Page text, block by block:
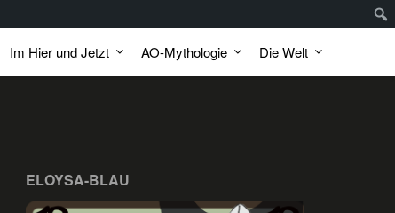
Im Hier und Jetzt AO-Mythologie Die Welt
ELOYSA-BLAU